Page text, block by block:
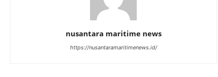
nusantara maritime news
https://nusantaramaritimenews.id/